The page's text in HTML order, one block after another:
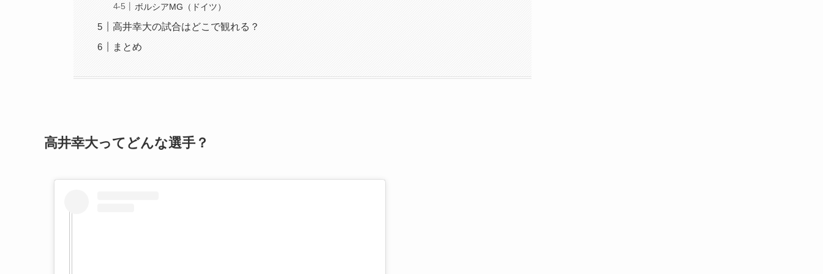
ボルシアMG（ドイツ）
高井幸大の試合はどこで観れる？
まとめ
高井幸大ってどんな選手？